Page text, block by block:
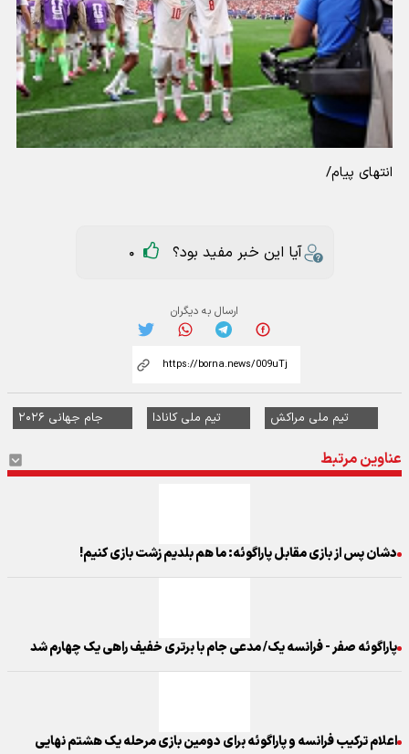
انتهای پیام/
آیا این خبر مفید بود؟ 0
ارسال به دیگران
تیم ملی مراکش تیم ملی کانادا جام جهانی ۲۰۲۶
عناوین مرتبط
دشان پس از بازی مقابل پاراگوئه: ما هم بلدیم زشت بازی کنیم!
پاراگوئه صفر - فرانسه یک/ مدعی جام با برتری خفیف راهی یک چهارم شد
اعلام ترکیب فرانسه و پاراگوئه برای دومین بازی مرحله یک هشتم نهایی